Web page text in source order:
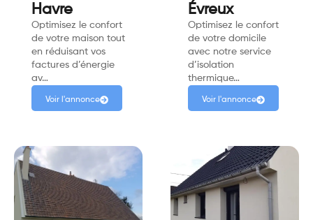
Havre
Optimisez le confort
de votre maison tout
en réduisant vos
factures d’énergie
av…
Voir l'annonce
Évreux
Optimisez le confort
de votre domicile
avec notre service
d’isolation
thermique…
Voir l'annonce